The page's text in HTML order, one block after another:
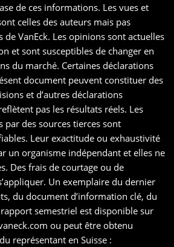
de ces informations. Les vues et
celles des auteurs mais pas
de VanEck. Les opinions sont actuelles
et sont susceptibles de changer en
du marché. Certaines déclarations
document peuvent constituer des
et d’autres déclarations
pas les résultats réels. Les
des sources tierces sont
Leur exactitude ou exhaustivité
un organisme indépendant et elles ne
Des frais de courtage ou de
Un exemplaire du dernier
du document d’information clé, du
semestriel est disponible sur
ou peut être obtenu
représentant en Suisse :